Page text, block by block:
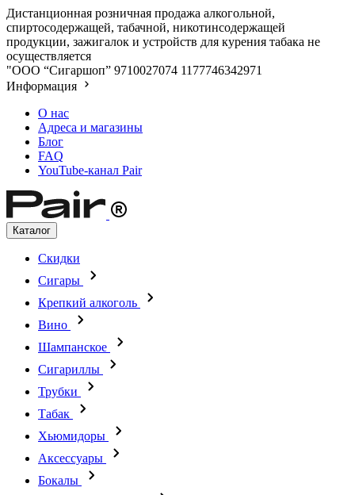
Дистанционная розничная продажа алкогольной,
спиртосодержащей, табачной, никотинсодержащей
продукции, зажигалок и устройств для курения табака не
осуществляется
"ООО “Сигаршоп” 9710027074 1177746342971
Информация
О нас
Адреса и магазины
Блог
FAQ
YouTube-канал Pair
Каталог
Скидки
Сигары
Крепкий алкоголь
Вино
Шампанское
Сигариллы
Трубки
Табак
Хьюмидоры
Аксессуары
Бокалы